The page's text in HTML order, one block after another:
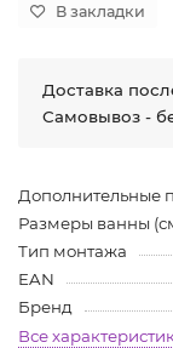
В закладки
Доставка
Самовывоз -
Дополнительные
Размеры ванны
Тип монтажа
EAN
Бренд
Все